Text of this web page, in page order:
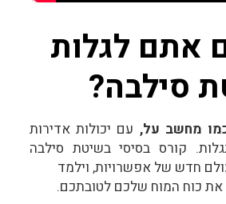
אתם לגלות
סילבה?
מחשב על, עם יכולות אדירות
קורס בסיסי בשיטת סילבה
חדש של אפשרויות, וילמד
כוח המוח שלכם לטובתכם.